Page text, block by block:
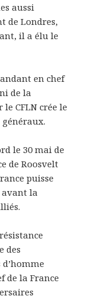
aussi
de Londres,
il a élu le
en chef
de la
CFLN crée le
le 30 mai de
de Roosvelt
puisse
la
des
de la France